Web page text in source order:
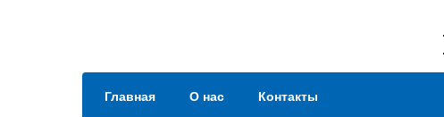
Главная О нас Контакты